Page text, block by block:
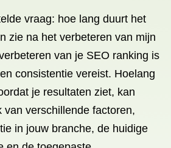
vraag: hoe lang duurt het
zie na het verbeteren van mijn
van je SEO ranking is
consistentie vereist. Hoelang
je resultaten ziet, kan
van verschillende factoren,
in jouw branche, de huidige